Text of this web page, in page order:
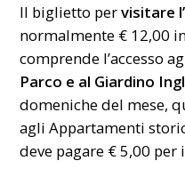
Il biglietto pervisitare
normalmente € 12,00
comprende l’accesso
Parco e al Giardino
domeniche del mese,
agli Appartamenti
deve pagare € 5,00